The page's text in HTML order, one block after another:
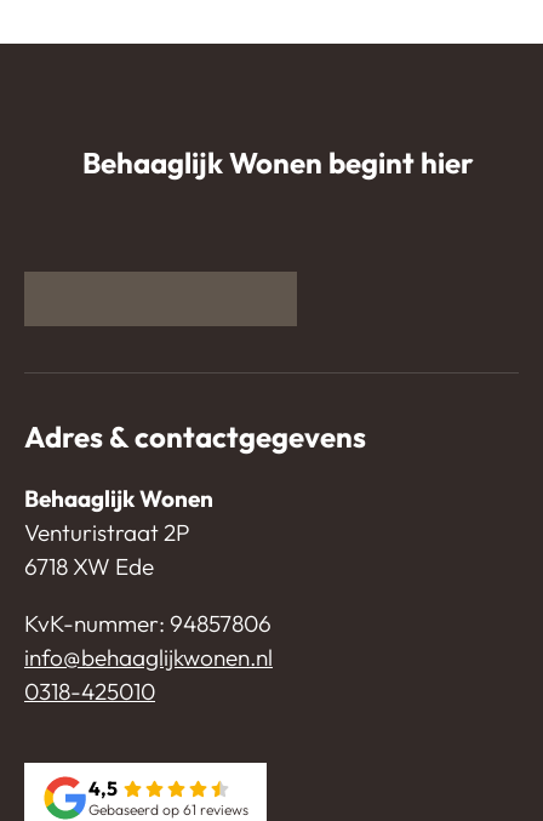
Behaaglijk Wonen begint hier
Adres & contactgegevens
Behaaglijk Wonen
Venturistraat 2P
6718 XW Ede
KvK-nummer: 94857806
info@behaaglijkwonen.nl
0318-425010
4,5
Gebaseerd op 61 reviews